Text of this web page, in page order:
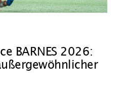
BARNES 2026: